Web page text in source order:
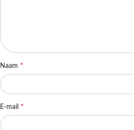
Naam *
E-mail *